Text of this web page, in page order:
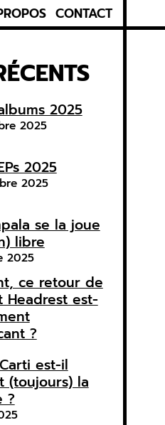
CONTACT
2025
2025
2025
2025
se la joue
libre
2025
ce retour de
Headrest est-
?
est-il
(toujours) la
?